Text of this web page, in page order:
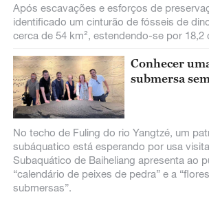
Após escavações e esforços de
identificado um cinturão de fósseis de
cerca de 54 km², estendendo-se por 18,2
Conhecer
submersa
No techo de Fuling do rio Yangtzé, um
subáquatico está esperando por usa
Subaquático de Baiheliang apresenta ao
“calendário de peixes de pedra” e a
submersas”.